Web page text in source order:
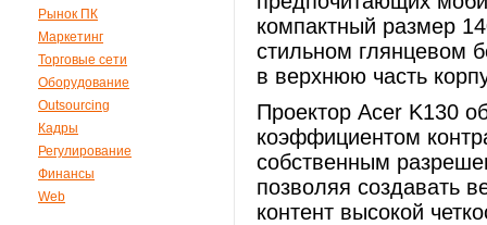
Рынок ПК
Маркетинг
Торговые сети
Оборудование
Outsourcing
Кадры
Регулирование
Финансы
Web
компактный размер
стильном глянцевом
в верхнюю часть
Проектор Acer K130
коэффициентом
собственным
позволяя создавать
контент высокой